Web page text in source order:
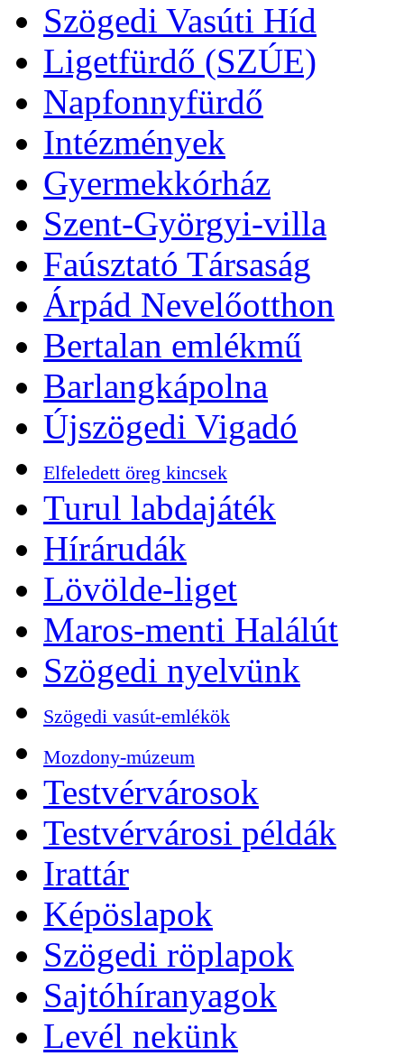
Szögedi Vasúti Híd
Ligetfürdő (SZÚE)
Napfonnyfürdő
Intézmények
Gyermekkórház
Szent-Györgyi-villa
Faúsztató Társaság
Árpád Nevelőotthon
Bertalan emlékmű
Barlangkápolna
Újszögedi Vigadó
Elfeledett öreg kincsek
Turul labdajáték
Hírárudák
Lövölde-liget
Maros-menti Halálút
Szögedi nyelvünk
Szögedi vasút-emlékök
Mozdony-múzeum
Testvérvárosok
Testvérvárosi példák
Irattár
Képöslapok
Szögedi röplapok
Sajtóhíranyagok
Levél nekünk